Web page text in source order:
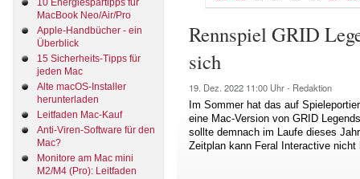
10 Energiespartipps für
MacBook Neo/Air/Pro
Apple-Handbücher - ein
Überblick
15 Sicherheits-Tipps für
jeden Mac
Alte macOS-Installer
herunterladen
Leitfaden Mac-Kauf
Anti-Viren-Software für den
Mac?
Monitore am Mac mini
M2/M4 (Pro): Leitfaden
Rennspiel GRID
sich
19. Dez. 2022 11:00 Uhr - Redaktion
Im Sommer hat das auf
eine Mac-Version von GRID
sollte demnach im Laufe dieses
Zeitplan kann Feral Interactive nicht